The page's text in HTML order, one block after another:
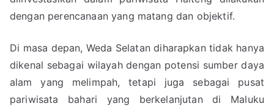
dengan perencanaan yang matang dan objektif.
Di masa depan, Weda Selatan diharapkan tidak hanya
dikenal sebagai wilayah dengan potensi sumber daya
alam yang melimpah, tetapi juga sebagai pusat
pariwisata bahari yang berkelanjutan di Maluku